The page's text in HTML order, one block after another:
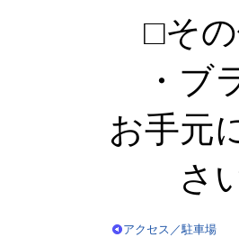
□そ
・ブ
お手元
さい
アクセス／駐車場